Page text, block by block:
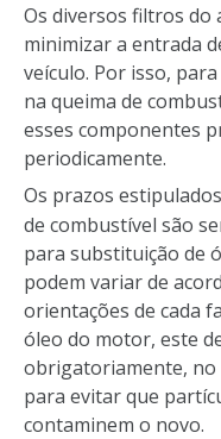
Os diversos filtros do
minimizar a entrada
veículo. Por isso,
na queima de
esses componentes
periodicamente.
Os prazos
de combustível são
para substituição de
podem variar de
orientações de cada
óleo do motor, este
obrigatoriamente, no
para evitar que
contaminem o novo.